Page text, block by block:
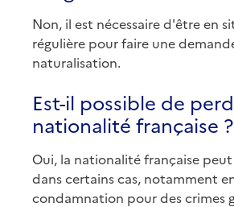
Non, il est nécessaire d'être en
régulière pour faire une
naturalisation.
Est-il possible de
nationalité française ?
Oui, la nationalité française
dans certains cas, notamment
condamnation pour des crimes